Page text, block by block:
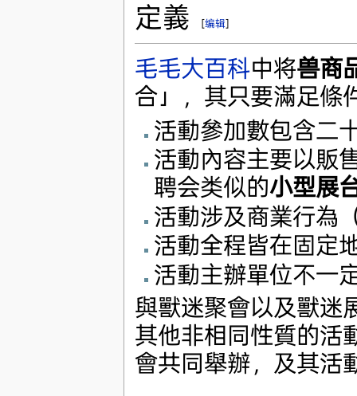
定義 [编辑]
毛毛大百科中将兽商
合」，其只要滿足條
活動參加數包含二
活動內容主要以販
聘会类似的小型展
活動涉及商業行為
活動全程皆在固定
活動主辦單位不一
與獸迷聚會以及獸迷
其他非相同性質的活
會共同舉辦，及其活